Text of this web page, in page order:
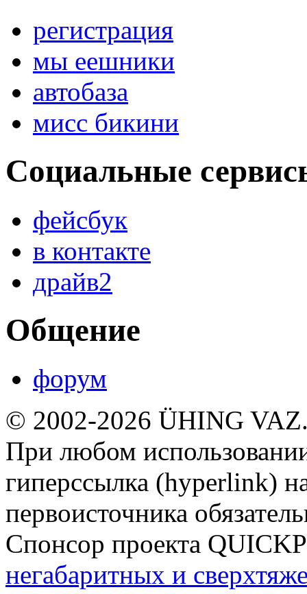
регистрация
мы еешники
автобаза
мисс бикини
Социальные
фейсбук
в контакте
драйв2
Общение
форум
© 2002-2026 ÜHING
При любом
гиперссылка (hyperlink)
первоисточника
Спонсор проекта
негабаритных и